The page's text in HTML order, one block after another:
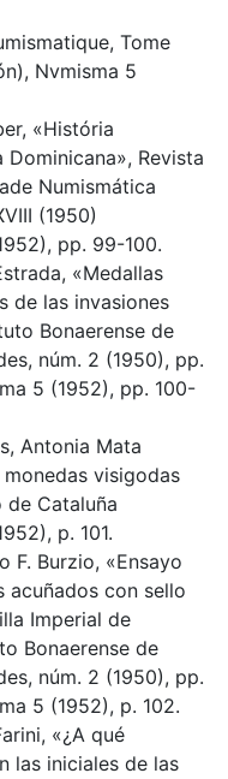
Tome
Nvmisma 5
«História
Revista
Numismática
(1950)
pp. 99-100.
«Medallas
de las invasiones
Bonaerense de
núm. 2 (1950), pp.
5 (1952), pp. 100-
Antonia Mata
visigodas
de Cataluña
p. 101.
F. Burzio, «Ensayo
acuñados con sello
Imperial de
Bonaerense de
núm. 2 (1950), pp.
5 (1952), p. 102.
«¿A qué
las iniciales de las